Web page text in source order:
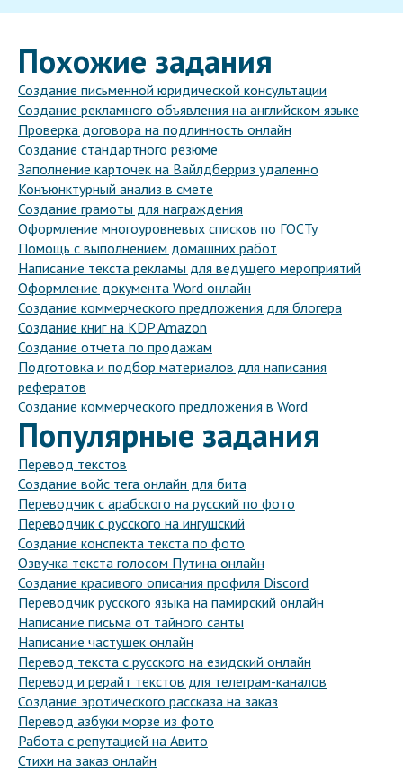
Похожие задания
Создание письменной юридической консультации
Создание рекламного объявления на английском языке
Проверка договора на подлинность онлайн
Создание стандартного резюме
Заполнение карточек на Вайлдберриз удаленно
Конъюнктурный анализ в смете
Создание грамоты для награждения
Оформление многоуровневых списков по ГОСТу
Помощь с выполнением домашних работ
Написание текста рекламы для ведущего мероприятий
Оформление документа Word онлайн
Создание коммерческого предложения для блогера
Создание книг на KDP Amazon
Создание отчета по продажам
Подготовка и подбор материалов для написания
рефератов
Создание коммерческого предложения в Word
Популярные задания
Перевод текстов
Создание войс тега онлайн для бита
Переводчик с арабского на русский по фото
Переводчик с русского на ингушский
Создание конспекта текста по фото
Озвучка текста голосом Путина онлайн
Создание красивого описания профиля Discord
Переводчик русского языка на памирский онлайн
Написание письма от тайного санты
Написание частушек онлайн
Перевод текста с русского на езидский онлайн
Перевод и рерайт текстов для телеграм-каналов
Создание эротического рассказа на заказ
Перевод азбуки морзе из фото
Работа с репутацией на Авито
Стихи на заказ онлайн